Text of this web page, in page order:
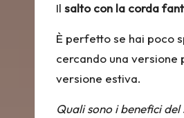
Il salto con la corda
È perfetto se hai poco
cercando una versione
versione estiva.
Quali sono i benefici